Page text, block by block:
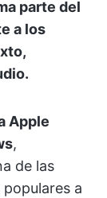
parte del
a los
Apple
,
de las
a